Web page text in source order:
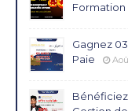
Gagnez
Paie